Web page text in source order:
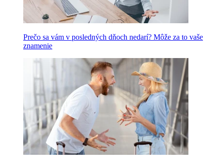
Prečo sa vám v posledných dňoch nedarí? Môže za to vaše
znamenie